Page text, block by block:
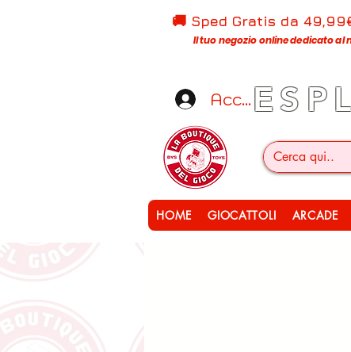
Accedi
🚚 Sped Gratis da
Il tuo negozio online dedicato al
HOME GIOCATTOLI ARCADE